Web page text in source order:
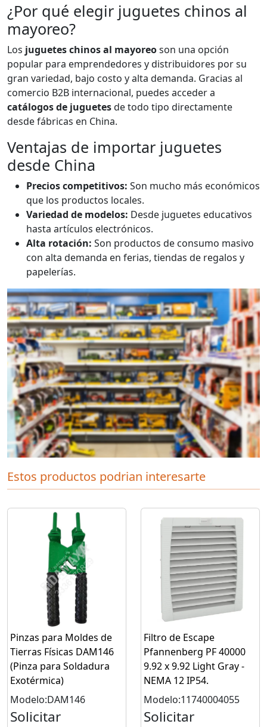
¿Por qué elegir juguetes chinos al
mayoreo?
Los juguetes chinos al mayoreoson una opción
popular para emprendedores y distribuidores por su
gran variedad, bajo costo y alta demanda. Gracias al
comercio B2B internacional, puedes acceder a
catálogos de juguetesde todo tipo directamente
desde fábricas en China.
Ventajas de importar juguetes
desde China
Precios competitivos: Son mucho más económicos
que los productos locales.
Variedad de modelos: Desde juguetes educativos
hasta artículos electrónicos.
Alta rotación: Son productos de consumo masivo
con alta demanda en ferias, tiendas de regalos y
papelerías.
Estos productos podrian interesarte
Pinzas para Moldes de
Tierras Físicas DAM146
(Pinza para Soldadura
Exotérmica)
Modelo:DAM146
Solicitar
Filtro de Escape
Pfannenberg PF 40000
9.92 x 9.92 Light Gray -
NEMA 12 IP54.
Modelo:11740004055
Solicitar